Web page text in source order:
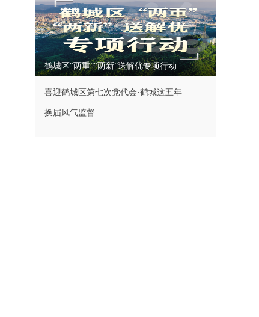
鹤城区“两重”“两新”送解优专项行动
喜迎鹤城区第七次党代会·鹤城这五年
换届风气监督